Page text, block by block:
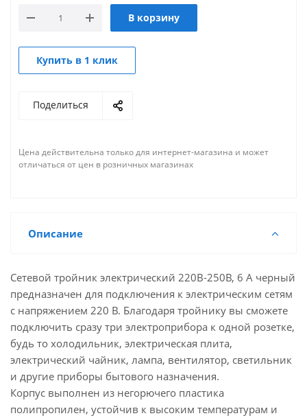
В корзину
Купить в 1 клик
Поделиться
Цена действительна только для интернет-магазина и может
отличаться от цен в розничных магазинах
Описание
Сетевой тройник электрический 220В-250В, 6 А черный
предназначен для подключения к электрическим сетям
с напряжением 220 В. Благодаря тройнику вы сможете
подключить сразу три электроприбора к одной розетке,
будь то холодильник, электрическая плита,
электрический чайник, лампа, вентилятор, светильник
и другие приборы бытового назначения.
Корпус выполнен из негорючего пластика
полипропилен, устойчив к высоким температурам и